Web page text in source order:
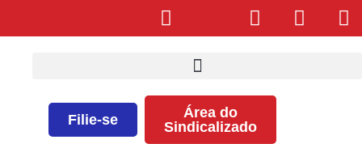
Filie-se
Área do
Sindicalizado